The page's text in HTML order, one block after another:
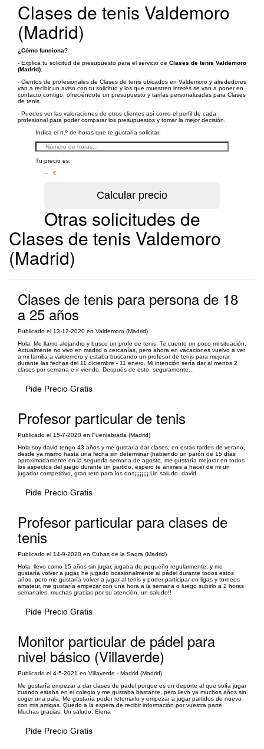
Clases de tenis Valdemoro
(Madrid)
¿Cómo funciona?
- Explica tu solicitud de presupuesto para el servicio de Clases de tenis Valdemoro
(Madrid)
- Cientos de profesionales de Clases de tenis ubicados en Valdemoro y alrededores
van a recibir un aviso con tu solicitud y los que muestren interés se van a poner en
contacto contigo, ofreciéndote un presupuesto y tarifas personalizadas para Clases
de tenis.
- Puedes ver las valoraciones de otros clientes así como el perfil de cada
profesional para poder comparar los presupuestos y tomar la mejor decisión.
Indica el n.º de horas que te gustaría solicitar:
Tu precio es:
– €
Otras solicitudes de
Clases de tenis Valdemoro
(Madrid)
Clases de tenis para persona de 18
a 25 años
Publicado el 13-12-2020 en Valdemoro (Madrid)
Hola, Me llamo alejandro y busco un profe de tenis. Te cuento un poco mi situación.
Actualmente no vivo en madrid o cercanías, pero ahora en vacaciones vuelvo a ver
a mi familia a valdemoro y estaba buscando un profesor de tenis para mejorar
durante las fechas del 11 diciembre - 11 enero. Mi intención sería dar al menos 2
clases por semana e ir viendo. Después de esto, seguramente...
Pide Precio Gratis
Profesor particular de tenis
Publicado el 15-7-2020 en Fuenlabrada (Madrid)
Hola soy david tengo 43 años y me gustaría dar clases, en estas tardes de verano,
desde ya mismo hasta una fecha sin determinar (habiendo un parón de 15 días
aproximadamente en la segunda semana de agosto, me gustaría mejorar en todos
los aspectos del juego durante un partido, espero te animes a hacer de mi un
jugador competitivo, gran reto para los dos¡¡¡¡¡¡¡¡ Un saludo, david
Pide Precio Gratis
Profesor particular para clases de
tenis
Publicado el 14-9-2020 en Cubas de la Sagra (Madrid)
Hola, llevo como 15 años sin jugar, jugaba de pequeño regularmente, y me
gustaría volver a jugar, he jugado ocasionalmente al pádel durante todos estos
años, pero me gustaría volver a jugar al tenis y poder participar en ligas y torneos
amateur, me gustaría empezar con una hora a la semana o luego subirlo a 2 horas
semanales, muchas gracias por su atención, un saludo!!
Pide Precio Gratis
Monitor particular de pádel para
nivel básico (Villaverde)
Publicado el 4-5-2021 en Villaverde - Madrid (Madrid)
Me gustaría empezar a dar clases de padel porque es un deporte al que solía jugar
cuando estaba en el colegio y me gustaba bastante, pero llevo ya muchos años sin
coger una pala. Me gustaría poder retomarlo y empezar a jugar partidos de nuevo
con mis amigas. Quedo a la espera de recibir información por vuestra parte.
Muchas gracias. Un saludo, Elena
Pide Precio Gratis